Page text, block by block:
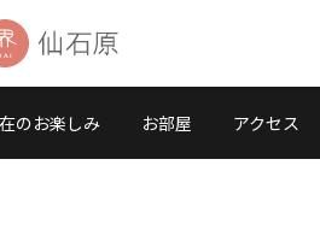
のお楽しみ お部屋 アクセス